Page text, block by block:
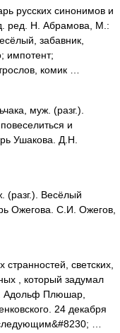
русских синонимов и
ред. Н. Абрамова, М.:
забавник,
импотент;
комик …
муж. (разг.).
и
Ушакова. Д.Н.
Весёлый
Ожегова. С.И. Ожегов,
светских,
, который задумал
Адольф Плюшар,
24 декабря
…